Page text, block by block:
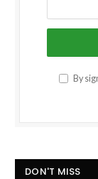
By
DON'T MISS